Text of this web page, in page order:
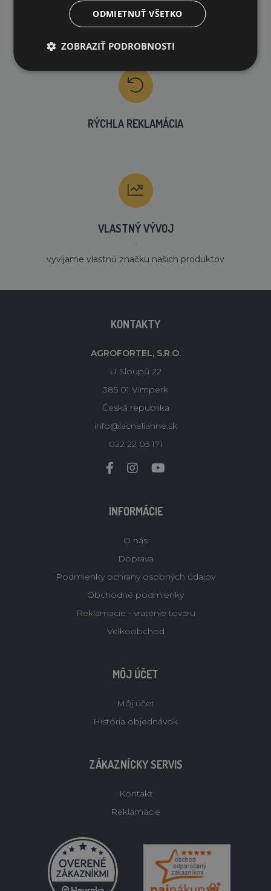
RÝCHLE DODANIE
RÝCHLA REKLAMÁCIA
VLASTNÝ VÝVOJ
´
vyvíjame vlastnú značku našich produktov
KONTAKTY
AGROFORTEL, S.R.O.
U Sloupů 22
385 01 Vimperk
Česká republika
info@lacneliahne.sk
022 22 05 171
INFORMÁCIE
O nás
Doprava
Podmienky ochrany osobných údajov
Obchodné podmienky
Reklamacie - vratenie tovaru
Velkoobchod
MÔJ ÚČET
Môj účet
História objednávok
ZÁKAZNÍCKY SERVIS
Kontakt
Reklamácie
ODMIETNUŤ VŠETKO
ZOBRAZIŤ PODROBNOSTI